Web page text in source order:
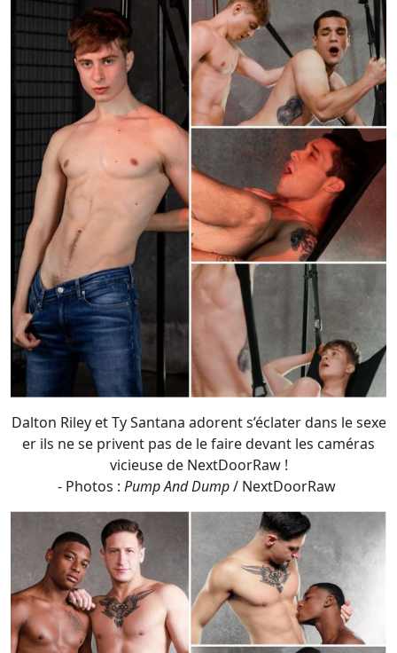
Dalton Riley et Ty Santana adorent s’éclater dans le sexe
er ils ne se privent pas de le faire devant les caméras
vicieuse de NextDoorRaw !
- Photos : Pump And Dump/ NextDoorRaw